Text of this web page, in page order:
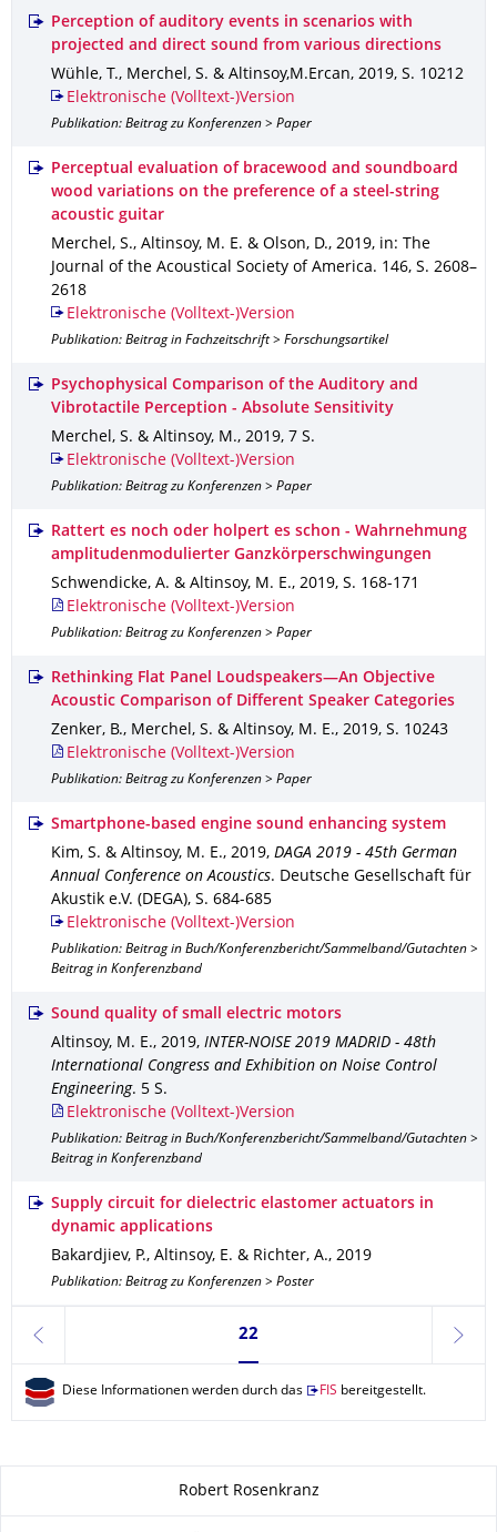
Perception of auditory events in scenarios with
projected and direct sound from various directions
Wühle, T., Merchel, S. & Altinsoy,M.Ercan, 2019, S. 10212
Elektronische (Volltext-)Version
Publikation: Beitrag zu Konferenzen > Paper
Perceptual evaluation of bracewood and soundboard
wood variations on the preference of a steel-string
acoustic guitar
Merchel, S., Altinsoy, M. E. & Olson, D., 2019, in: The
Journal of the Acoustical Society of America. 146, S. 2608–
2618
Elektronische (Volltext-)Version
Publikation: Beitrag in Fachzeitschrift > Forschungsartikel
Psychophysical Comparison of the Auditory and
Vibrotactile Perception - Absolute Sensitivity
Merchel, S. & Altinsoy, M., 2019, 7 S.
Elektronische (Volltext-)Version
Publikation: Beitrag zu Konferenzen > Paper
Rattert es noch oder holpert es schon - Wahrnehmung
amplitudenmodulierter Ganzkörperschwingungen
Schwendicke, A. & Altinsoy, M. E., 2019, S. 168-171
Elektronische (Volltext-)Version
Publikation: Beitrag zu Konferenzen > Paper
Rethinking Flat Panel Loudspeakers—An Objective
Acoustic Comparison of Different Speaker Categories
Zenker, B., Merchel, S. & Altinsoy, M. E., 2019, S. 10243
Elektronische (Volltext-)Version
Publikation: Beitrag zu Konferenzen > Paper
Smartphone-based engine sound enhancing system
Kim, S. & Altinsoy, M. E., 2019, DAGA 2019 - 45th German
Annual Conference on Acoustics. Deutsche Gesellschaft für
Akustik e.V. (DEGA), S. 684-685
Elektronische (Volltext-)Version
Publikation: Beitrag in Buch/Konferenzbericht/Sammelband/Gutachten >
Beitrag in Konferenzband
Sound quality of small electric motors
Altinsoy, M. E., 2019, INTER-NOISE 2019 MADRID - 48th
International Congress and Exhibition on Noise Control
Engineering. 5 S.
Elektronische (Volltext-)Version
Publikation: Beitrag in Buch/Konferenzbericht/Sammelband/Gutachten >
Beitrag in Konferenzband
Supply circuit for dielectric elastomer actuators in
dynamic applications
Bakardjiev, P., Altinsoy, E. & Richter, A., 2019
Publikation: Beitrag zu Konferenzen > Poster
zurück
Seite 22, aktuell ausgewählt
22
weiter
Diese Informationen werden durch das FIS bereitgestellt.
Robert Rosenkranz